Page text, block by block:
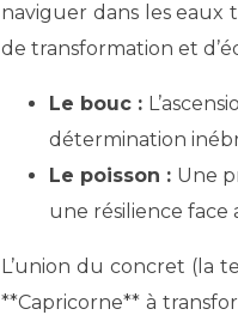
naviguer dans les eaux
de transformation et
Le bouc :
détermination
Le poisson : Une
une résilience face
L’union du concret (la
**Capricorne** à